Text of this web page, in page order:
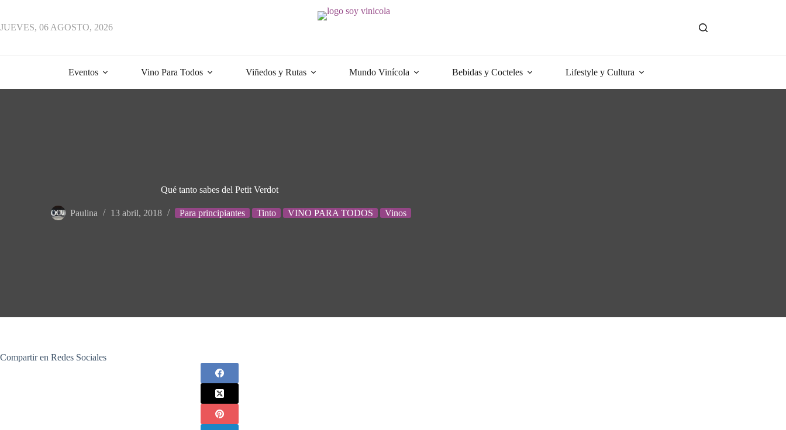
JUEVES, 06 AGOSTO, 2026
Eventos Vino Para Todos Viñedos y Rutas Mundo Vinícola Bebidas y Cocteles Lifestyle y Cultura
Qué tanto sabes del Petit Verdot
Paulina 13 abril, 2018 Para principiantes Tinto VINO PARA TODOS Vinos
Compartir en Redes Sociales